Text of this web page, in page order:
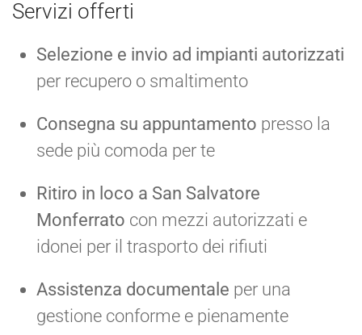
Servizi offerti
Selezione e invio ad impianti autorizzati
per recupero o smaltimento
Consegna su appuntamento presso la
sede più comoda per te
Ritiro in loco a San Salvatore
Monferrato con mezzi autorizzati e
idonei per il trasporto dei rifiuti
Assistenza documentale per una
gestione conforme e pienamente